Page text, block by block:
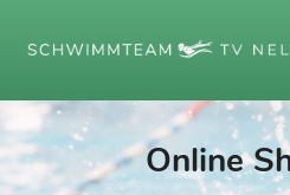
Inhalt
Online